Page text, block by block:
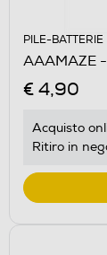
PILE-BATTERIE
AAAMAZE -
€ 4,90
Acquisto
Ritiro in